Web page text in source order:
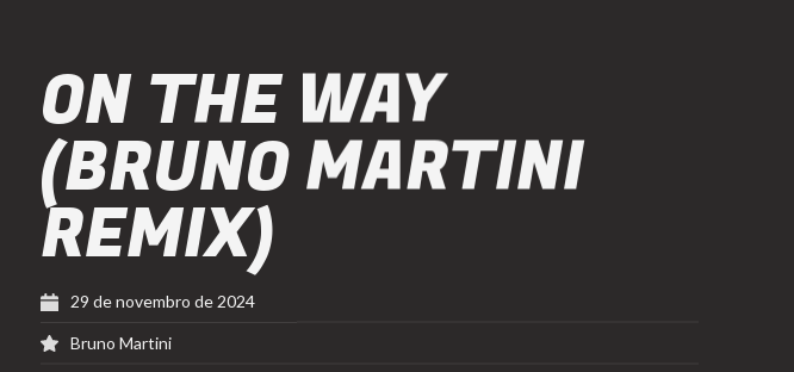
ON THE WAY
(BRUNO MARTINI
REMIX)
29 de novembro de 2024
Bruno Martini